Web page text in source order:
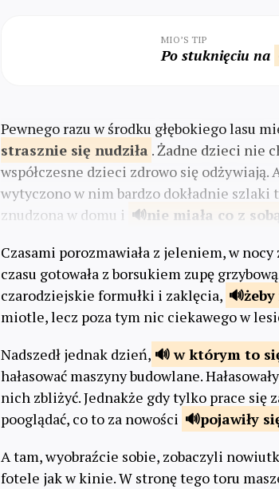
MIO’S TIP
Po stuknięciu na
Pewnego razu w środku głębokiego lasu
strasznie się nudziła . Żadne dzieci nie
współczesne dzieci zdrowo się odżywiają.
wytyczono w nim bardzo dokładnie szlaki
znudzona w domu i
nie miała co z
Czasami porozmawiała z jeleniem, w nocy
czasu gotowała z borsukiem zupę
czarodziejskie formułki i zaklęcia,
miotle, lecz poza tym nic ciekawego w
Nadszedł jednak dzień,
w którym to
hałasować maszyny budowlane.
nich zbliżyć. Jednakże gdy tylko prace się
pooglądać, co to za nowości
pojawiły
A tam, wyobraźcie sobie, zobaczyli
fotele jak w kinie. W stronę tego toru